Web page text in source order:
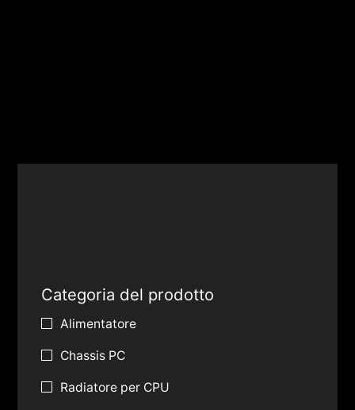
Categoria del prodotto
Alimentatore
Chassis PC
Radiatore per CPU